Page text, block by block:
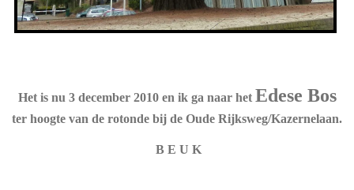
Het is nu 3 december 2010 en ik ga naar het Edese Bos
ter hoogte van de rotonde bij de Oude Rijksweg/Kazernelaan.
B E U K